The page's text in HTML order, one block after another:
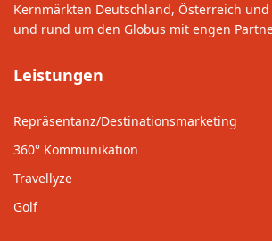
Kernmärkten Deutschland, Österreich
und rund um den Globus mit engen
Leistungen
Repräsentanz/Destinationsmarketing
360° Kommunikation
Travellyze
Golf